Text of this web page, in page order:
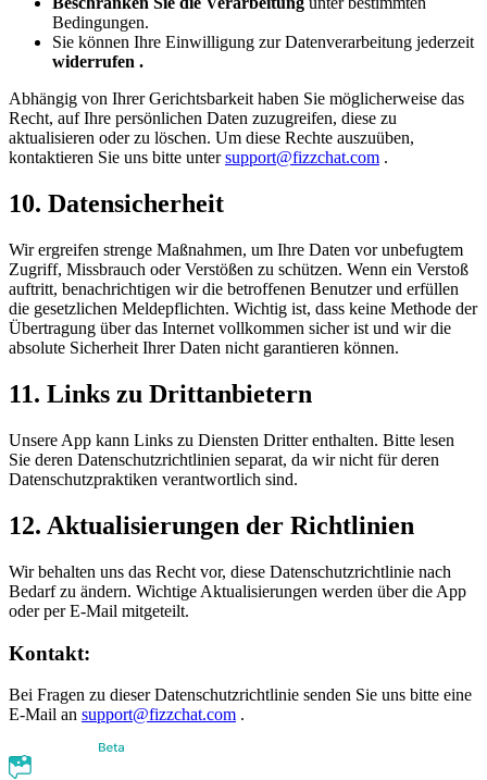
Bedingungen.
Sie können Ihre Einwilligung zur Datenverarbeitung jederzeit
widerrufen .
Abhängig von Ihrer Gerichtsbarkeit haben Sie möglicherweise das
Recht, auf Ihre persönlichen Daten zuzugreifen, diese zu
aktualisieren oder zu löschen. Um diese Rechte auszuüben,
kontaktieren Sie uns bitte untersupport@fizzchat.com .
10. Datensicherheit
Wir ergreifen strenge Maßnahmen, um Ihre Daten vor unbefugtem
Zugriff, Missbrauch oder Verstößen zu schützen. Wenn ein Verstoß
auftritt, benachrichtigen wir die betroffenen Benutzer und erfüllen
die gesetzlichen Meldepflichten. Wichtig ist, dass keine Methode der
Übertragung über das Internet vollkommen sicher ist und wir die
absolute Sicherheit Ihrer Daten nicht garantieren können.
11. Links zu Drittanbietern
Unsere App kann Links zu Diensten Dritter enthalten. Bitte lesen
Sie deren Datenschutzrichtlinien separat, da wir nicht für deren
Datenschutzpraktiken verantwortlich sind.
12. Aktualisierungen der Richtlinien
Wir behalten uns das Recht vor, diese Datenschutzrichtlinie nach
Bedarf zu ändern. Wichtige Aktualisierungen werden über die App
oder per E-Mail mitgeteilt.
Kontakt:
Bei Fragen zu dieser Datenschutzrichtlinie senden Sie uns bitte eine
E-Mail an support@fizzchat.com .